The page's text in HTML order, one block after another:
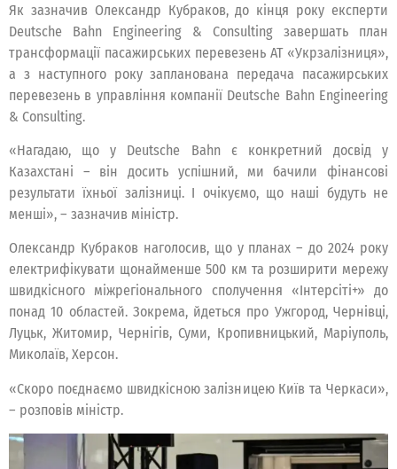
Як зазначив Олександр Кубраков, до кінця року експерти
Deutsche Bahn Engineering & Consulting завершать план
трансформації пасажирських перевезень АТ «Укрзалізниця»,
а з наступного року запланована передача пасажирських
перевезень в управління компанії Deutsche Bahn Engineering
& Consulting.
«Нагадаю, що у Deutsche Bahn є конкретний досвід у
Казахстані – він досить успішний, ми бачили фінансові
результати їхньої залізниці. І очікуємо, що наші будуть не
менші», – зазначив міністр.
Олександр Кубраков наголосив, що у планах – до 2024 року
електрифікувати щонайменше 500 км та розширити мережу
швидкісного міжрегіонального сполучення «Інтерсіті+» до
понад 10 областей. Зокрема, йдеться про Ужгород, Чернівці,
Луцьк, Житомир, Чернігів, Суми, Кропивницький, Маріуполь,
Миколаїв, Херсон.
«Скоро поєднаємо швидкісною залізницею Київ та Черкаси»,
– розповів міністр.